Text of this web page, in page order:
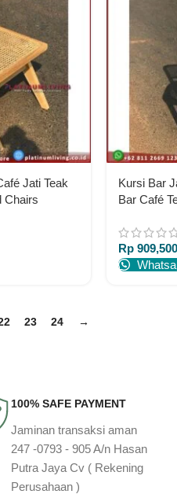
Jati Teak
Chairs
Kursi Bar
Bar Café
Rp 909,500
23 24 →
100% SAFE PAYMENT
Jaminan transaksi aman
247 -0793 - 905 A/n Hasan
Putra Jaya Cv ( Rekening
Perusahaan )